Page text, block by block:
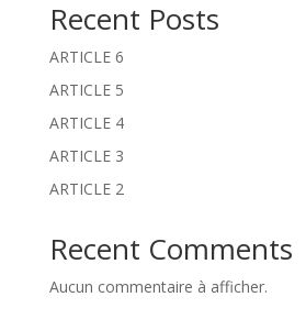
Recent Posts
ARTICLE 6
ARTICLE 5
ARTICLE 4
ARTICLE 3
ARTICLE 2
Recent Comments
Aucun commentaire à afficher.